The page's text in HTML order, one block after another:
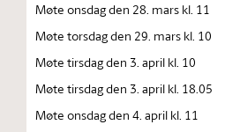
Møte onsdag den 28. mars kl. 11
Møte torsdag den 29. mars kl. 10
Møte tirsdag den 3. april kl. 10
Møte tirsdag den 3. april kl. 18.05
Møte onsdag den 4. april kl. 11